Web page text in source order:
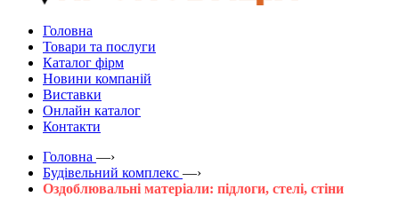
Головна
Товари та послуги
Каталог фірм
Новини компаній
Виставки
Онлайн каталог
Контакти
Головна —›
Будівельний комплекс —›
Оздоблювальні матеріали: підлоги, стелі, стіни